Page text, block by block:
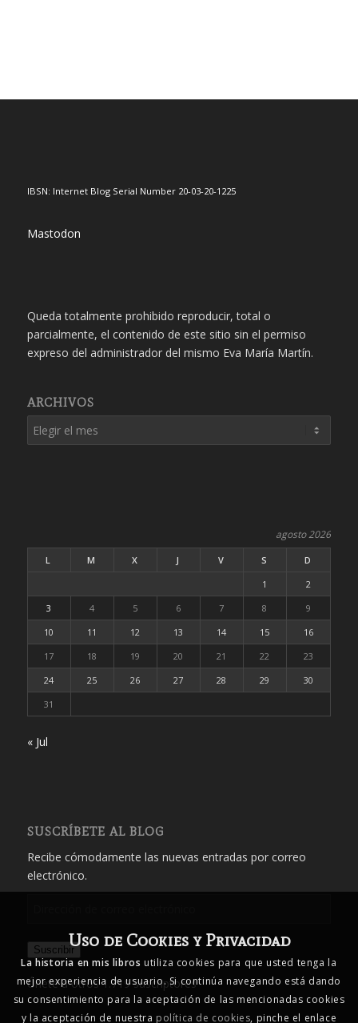
IBSN: Internet Blog Serial Number 20-03-20-1225
Mastodon
Queda totalmente prohibido reproducir, total o
parcialmente, el contenido de este sitio sin el permiso
expreso del administrador del mismo Eva María Martín.
ARCHIVOS
agosto 2026
L M X J V S
D
1
2
3
4 5 6 7 8
9
10
11 12 13 14 15
16
17
18 19 20 21 22
23
24
25 26 27 28 29
30
31
« Jul
SUSCRÍBETE AL BLOG
Recibe cómodamente las nuevas entradas por correo
electrónico.
correo
electrónico
Suscribir
Únete a otros 1.719 suscriptores
Uso de Cookies y Privacidad
La historia en mis libros utiliza cookies para que usted tenga la
mejor experiencia de usuario. Si continúa navegando está dando
su consentimiento para la aceptación de las mencionadas cookies
y la aceptación de nuestra política de cookies, pinche el enlace